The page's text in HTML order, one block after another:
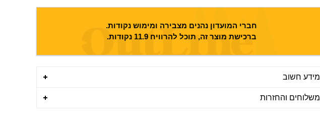
חברי המועדון נהנים מצבירה ומימוש נקודות.
ברכישת מוצר זה, תוכל להרוויח11.9 נקודות.
מידע חשוב
משלוחים והחזרות